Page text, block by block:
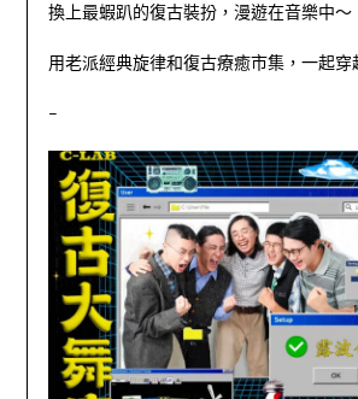
換上最蝦趴的復古裝扮，漫遊在音樂中～
用老派經典旋律和復古療癒市集，一起穿
–